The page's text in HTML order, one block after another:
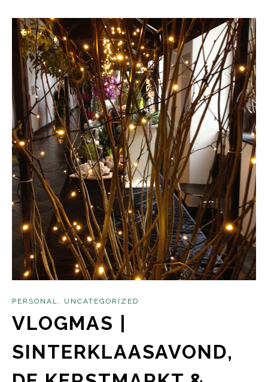
PERSONAL , UNCATEGORIZED
VLOGMAS |
SINTERKLAASAVOND,